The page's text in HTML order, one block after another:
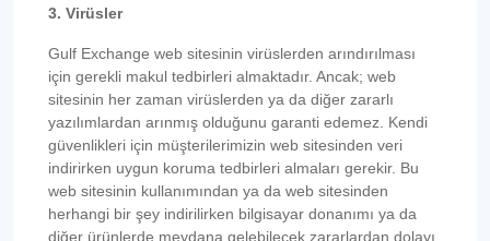
3. Virüsler
Gulf Exchange web sitesinin virüslerden arındırılması
için gerekli makul tedbirleri almaktadır. Ancak; web
sitesinin her zaman virüslerden ya da diğer zararlı
yazılımlardan arınmış olduğunu garanti edemez. Kendi
güvenlikleri için müşterilerimizin web sitesinden veri
indirirken uygun koruma tedbirleri almaları gerekir. Bu
web sitesinin kullanımından ya da web sitesinden
herhangi bir şey indirilirken bilgisayar donanımı ya da
diğer ürünlerde meydana gelebilecek zararlardan dolayı